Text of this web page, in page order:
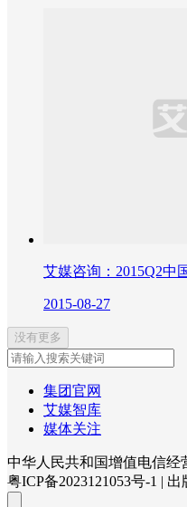
艾媒咨询：2015Q2中
2015-08-27
没有更多
集团官网
艾媒智库
媒体关注
中华人民共和国增值电信经
粤ICP备2023121053号-1 | 出